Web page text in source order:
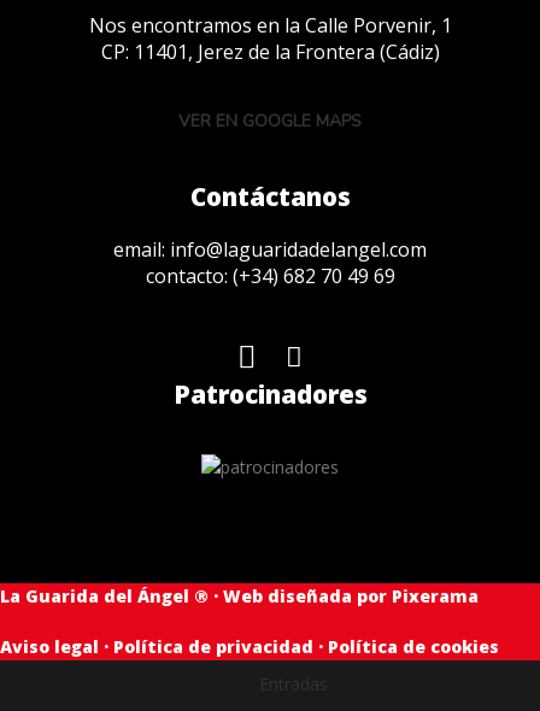
Nos encontramos en la Calle Porvenir, 1
CP: 11401, Jerez de la Frontera (Cádiz)
VER EN GOOGLE MAPS
Contáctanos
email: info@laguaridadelangel.com
contacto: (+34) 682 70 49 69
Patrocinadores
La Guarida del Ángel ® · Web diseñada por Pixerama
Aviso legal · Política de privacidad · Política de cookies
Entradas